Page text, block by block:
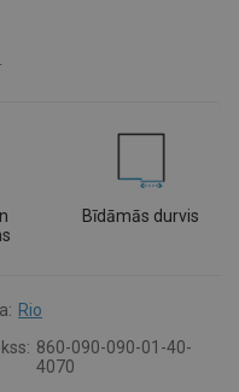
Bīdāmās durvis
Rio
860-090-090-01-40-
4070